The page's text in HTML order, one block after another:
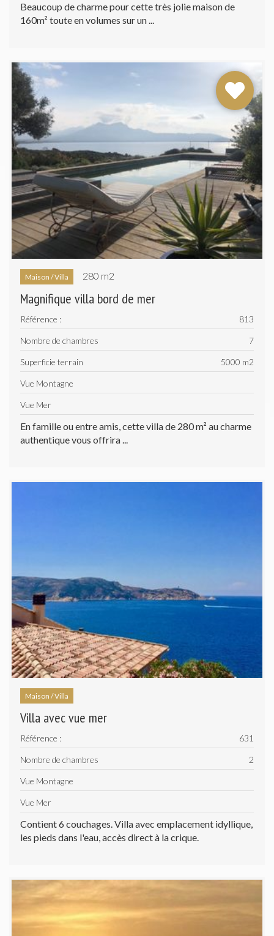
Beaucoup de charme pour cette très jolie maison de
160m² toute en volumes sur un ...
Maison / Villa 280 m2
Magnifique villa bord de mer
Référence : 813
Nombre de chambres 7
Superficie terrain 5000 m2
Vue Montagne
Vue Mer
En famille ou entre amis, cette villa de 280 m² au charme
authentique vous offrira ...
Maison / Villa
Villa avec vue mer
Référence : 631
Nombre de chambres 2
Vue Montagne
Vue Mer
Contient 6 couchages. Villa avec emplacement idyllique,
les pieds dans l'eau, accès direct à la crique.